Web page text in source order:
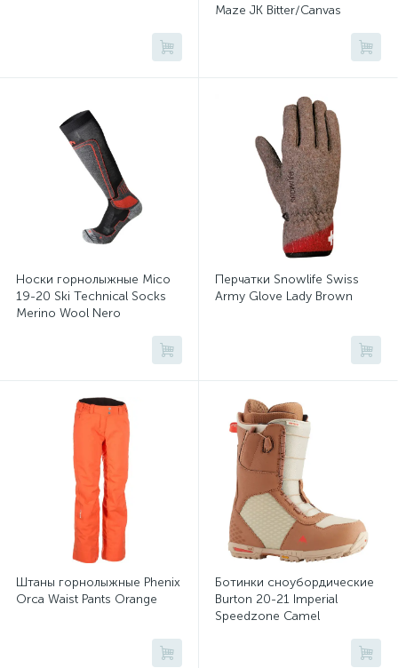
Maze JK Bitter/Canvas
Носки горнолыжные Mico
19-20 Ski Technical Socks
Merino Wool Nero
Перчатки Snowlife Swiss
Army Glove Lady Brown
Штаны горнолыжные Phenix
Orca Waist Pants Orange
Ботинки сноубордические
Burton 20-21 Imperial
Speedzone Camel